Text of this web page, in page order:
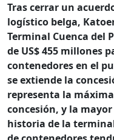
Tras cerrar un
logístico belga,
Terminal Cuenca del
de US$ 455 millones
contenedores en el
se extiende la
representa la
concesión, y la
historia de la